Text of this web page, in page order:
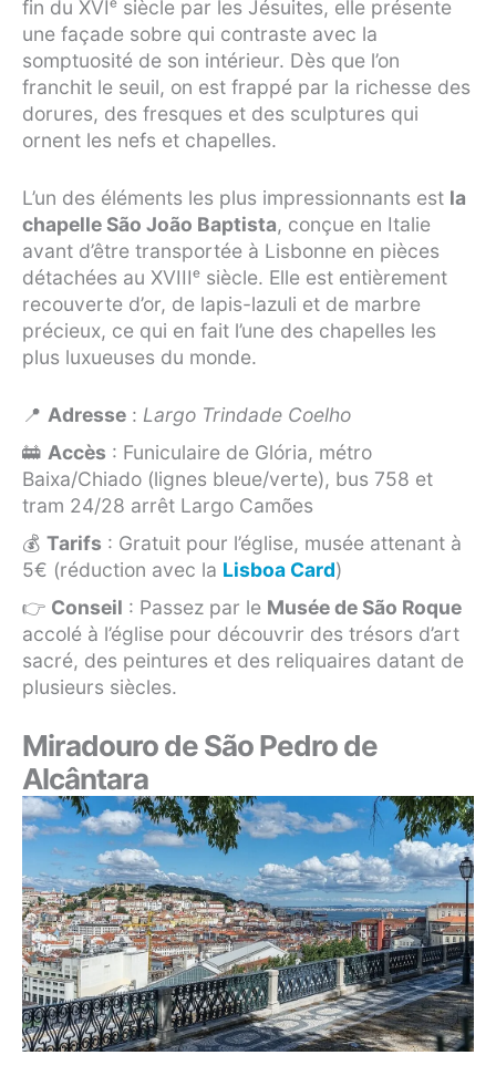
fin du XVIᵉ siècle par les Jésuites, elle présente
une façade sobre qui contraste avec la
somptuosité de son intérieur. Dès que l’on
franchit le seuil, on est frappé par la richesse des
dorures, des fresques et des sculptures qui
ornent les nefs et chapelles.
L’un des éléments les plus impressionnants est la
chapelle São João Baptista, conçue en Italie
avant d’être transportée à Lisbonne en pièces
détachées au XVIIIᵉ siècle. Elle est entièrement
recouverte d’or, de lapis-lazuli et de marbre
précieux, ce qui en fait l’une des chapelles les
plus luxueuses du monde.
📍 Adresse : Largo Trindade Coelho
🚋 Accès : Funiculaire de Glória, métro
Baixa/Chiado (lignes bleue/verte), bus 758 et
tram 24/28 arrêt Largo Camões
💰 Tarifs : Gratuit pour l’église, musée attenant à
5€ (réduction avec la Lisboa Card)
👉 Conseil : Passez par le Musée de São Roque
accolé à l’église pour découvrir des trésors d’art
sacré, des peintures et des reliquaires datant de
plusieurs siècles.
Miradouro de São Pedro de
Alcântara